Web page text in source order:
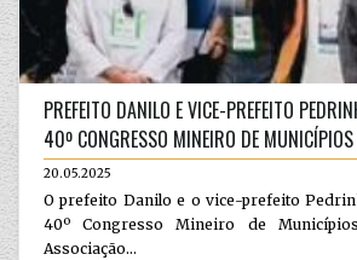
PREFEITO DANILO E VICE-PREFEITO
40º CONGRESSO MINEIRO DE MUNICÍPIOS
20.05.2025
O prefeito Danilo e o vice-prefeito
40º Congresso Mineiro de
Associação...